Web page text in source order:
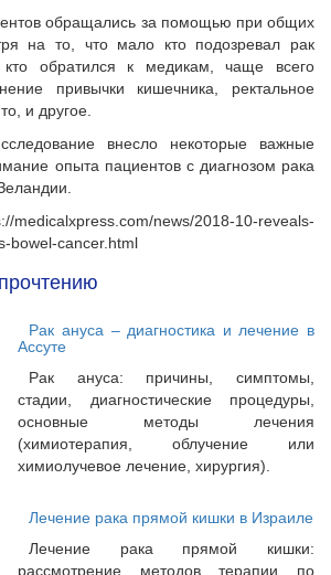
обращались за помощью при общих
на то, что мало кто подозревал рак
обратился к медикам, чаще всего
привычки кишечника, ректальное
и другое.
внесло некоторые важные
опыта пациентов с диагнозом рака
news/2018-10-reveals-
bowel-cancer.html
Рак ануса – диагностика и лечение в
Ассуте
Рак ануса: причины, симптомы,
стадии, диагностические процедуры,
основные методы лечения
(химиотерапия, облучение или
химиолучевое лечение, хирургия).
Лечение рака прямой кишки в Израиле
Лечение рака прямой кишки:
рассмотрение методов терапии по